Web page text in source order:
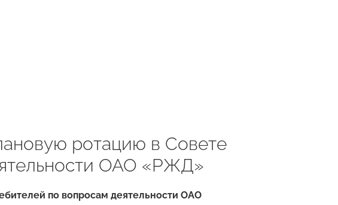
ротацию в Совете
ОАО «РЖД»
по вопросам деятельности ОАО